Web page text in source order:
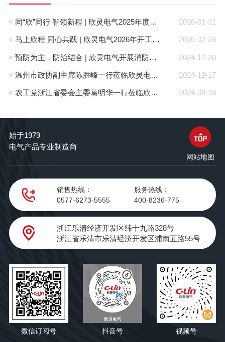
2026-01-31
同“欣”同行 智领新程 | 欣灵电气2025年度表彰总结大会暨新年酒会成功举办！
2026-02-28
马上欣程 同心共跃 | 欣灵电气2026年开工大吉！
2024-12-20
预防为主，防治结合 | 欣灵电气开展消防应急预案演练活动
2024-12-17
温州市政协副主席陈胜峰一行莅临欣灵电气调研指导
2024-09-18
农工党浙江省委会主委葛明华一行莅临欣灵电气考察调研
始于1979
电气产品专业制造商
网站地图
销售热线：
0577-6273-5555
服务热线：
400-8236-775
浙江乐清经济开发区纬十九路328号
浙江省乐清市乐清经济开发区浦南五路55号
微信订阅号 抖音号 视频号